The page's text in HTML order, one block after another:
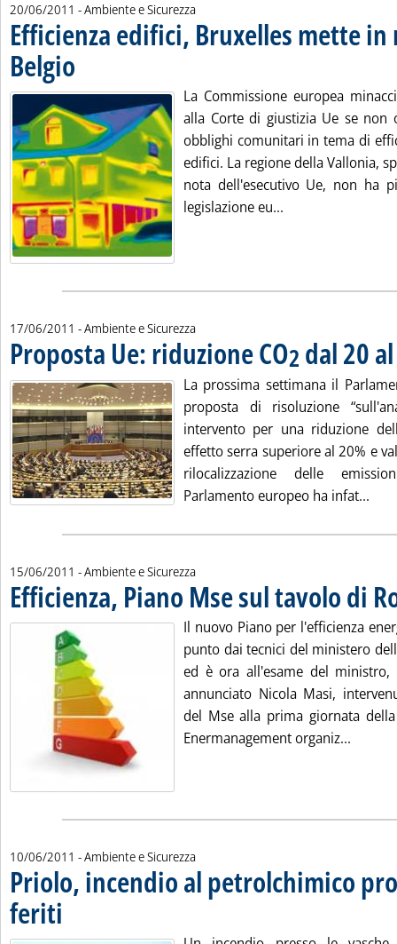
20/06/2011 - Ambiente e Sicurezza
Efficienza edifici, Bruxelles mette in
Belgio
La Commissione europea
alla Corte di giustizia Ue se non
obblighi comunitari in tema di
edifici. La regione della Vallonia,
nota dell'esecutivo Ue, non ha
legislazione eu...
17/06/2011 - Ambiente e Sicurezza
Proposta Ue: riduzione CO2 dal 20
La prossima settimana il
proposta di risoluzione
intervento per una riduzione
effetto serra superiore al 20% e
rilocalizzazione delle
Parlamento europeo ha infat...
15/06/2011 - Ambiente e Sicurezza
Efficienza, Piano Mse sul tavolo di
Il nuovo Piano per l'efficienza
punto dai tecnici del ministero
ed è ora all'esame del ministro,
annunciato Nicola Masi,
del Mse alla prima giornata
Enermanagement organiz...
10/06/2011 - Ambiente e Sicurezza
Priolo, incendio al petrolchimico
feriti . Pubblicata venerdì 10 giugno 2011 alle 15.24.